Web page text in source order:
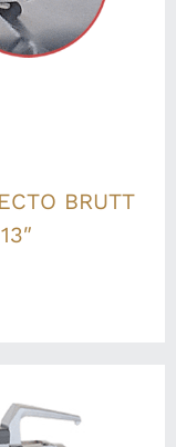
BRUTT